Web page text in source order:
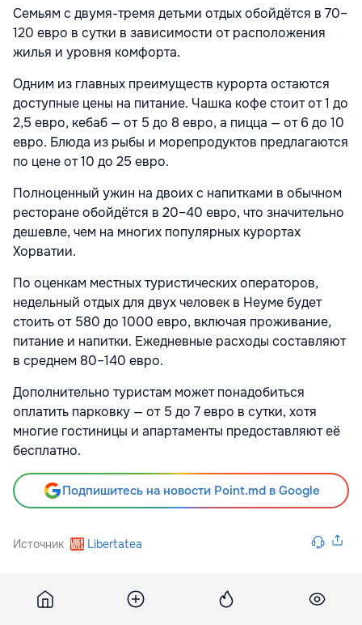
Семьям с двумя-тремя детьми отдых обойдётся в 70–
120 евро в сутки в зависимости от расположения
жилья и уровня комфорта.
Одним из главных преимуществ курорта остаются
доступные цены на питание. Чашка кофе стоит от 1 до
2,5 евро, кебаб — от 5 до 8 евро, а пицца — от 6 до 10
евро. Блюда из рыбы и морепродуктов предлагаются
по цене от 10 до 25 евро.
Полноценный ужин на двоих с напитками в обычном
ресторане обойдётся в 20–40 евро, что значительно
дешевле, чем на многих популярных курортах
Хорватии.
По оценкам местных туристических операторов,
недельный отдых для двух человек в Неуме будет
стоить от 580 до 1000 евро, включая проживание,
питание и напитки. Ежедневные расходы составляют
в среднем 80–140 евро.
Дополнительно туристам может понадобиться
оплатить парковку — от 5 до 7 евро в сутки, хотя
многие гостиницы и апартаменты предоставляют её
бесплатно.
Подпишитесь на новости Point.md в Google
Источник Libertatea